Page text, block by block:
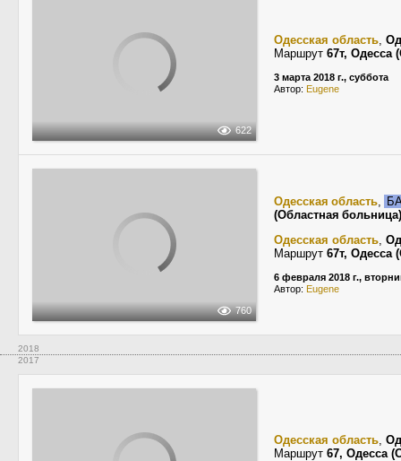
622
Одесская область,
Маршрут 67т,
3 марта 2018 г., суббота
Автор: Eugene
760
Одесская область,
(Областная
Одесская область,
Маршрут 67т,
6 февраля 2018 г.,
Автор: Eugene
2018
2017
Одесская область,
Маршрут 67, Одесса